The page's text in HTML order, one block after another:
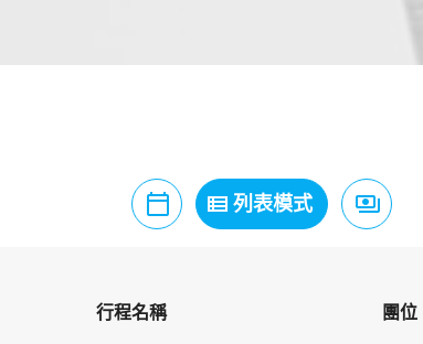
calendar_today
月曆模式
view_list
列表模式 payments
價格模式
行程名稱 團位